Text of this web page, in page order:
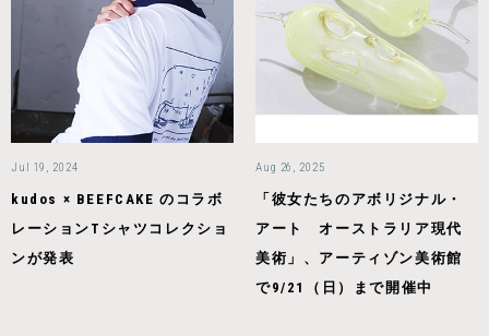
Jul 19, 2024
kudos × BEEFCAKE のコラボ
レーションTシャツコレクショ
ンが発表
Aug 26, 2025
「彼女たちのアボリジナル・
アート オーストラリア現代
美術」、アーティゾン美術館
で9/21（日）まで開催中